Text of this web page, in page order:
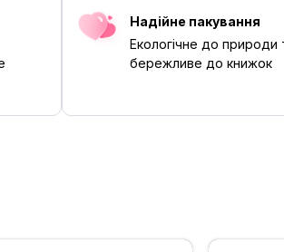
Надійне пакування
Екологічне до природи
бережливе до книжок